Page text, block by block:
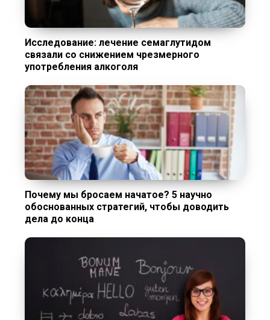
Исследование: лечение семаглутидом
связали со снижением чрезмерного
употребления алкоголя
Почему мы бросаем начатое? 5 научно
обоснованных стратегий, чтобы доводить
дела до конца